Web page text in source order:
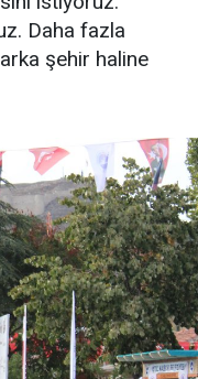
Daha fazla
şehir haline